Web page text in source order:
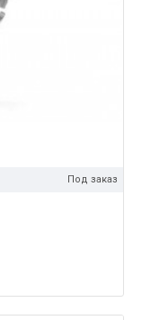
Под заказ